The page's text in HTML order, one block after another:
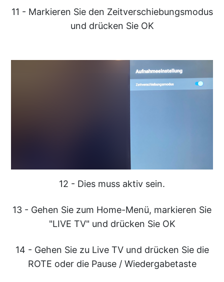
11 - Markieren Sie den Zeitverschiebungsmodus
und drücken Sie OK
12 - Dies muss aktiv sein.
13 - Gehen Sie zum Home-Menü, markieren Sie
"LIVE TV" und drücken Sie OK
14 - Gehen Sie zu Live TV und drücken Sie die
ROTE oder die Pause / Wiedergabetaste